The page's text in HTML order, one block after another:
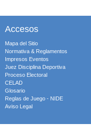
Accesos
Mapa del Sitio
Normativa & Reglamentos
Impresos Eventos
Juez Disciplina Deportiva
Proceso Electoral
CELAD
Glosario
Reglas de Juego - NIDE
Aviso Legal